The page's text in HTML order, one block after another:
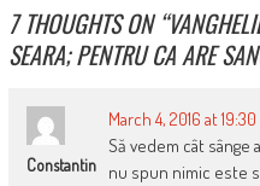
7 THOUGHTS ON “
SEARA; PENTRU CA ARE
Constantin
March 4, 2016 at 19:30
Să vedem cât sânge
nu spun nimic este